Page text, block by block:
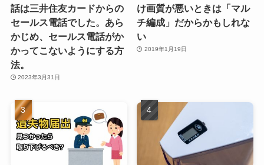
話は三井住友カードからの
セールス電話でした。あら
かじめ、セールス電話がか
かってこないようにする方
法。
2023年3月31日
け画質が悪いときは「マル
チ編成」だからかもしれな
い
2019年1月19日